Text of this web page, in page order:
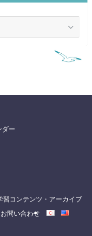
ダー
習コンテンツ・アーカイブ
お問い合わせ